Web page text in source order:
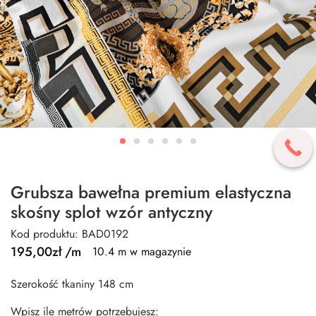
Grubsza bawełna premium elastyczna
skośny splot wzór antyczny
Kod produktu: BAD0192
195,00zł/m
10.4 m w magazynie
Szerokość tkaniny 148 cm
Wpisz ile metrów potrzebujesz: